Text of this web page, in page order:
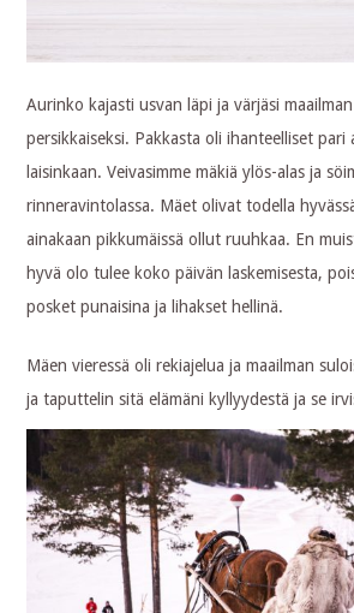
Aurinko kajasti usvan läpi ja värjäsi
persikkaiseksi. Pakkasta oli ihanteelliset
laisinkaan. Veivasimme mäkiä ylös-alas ja
rinneravintolassa. Mäet olivat todella
ainakaan pikkumäissä ollut ruuhkaa. En
hyvä olo tulee koko päivän laskemisesta,
posket punaisina ja lihakset hellinä.
Mäen vieressä oli rekiajelua ja maailman
ja taputtelin sitä elämäni kyllyydestä ja se